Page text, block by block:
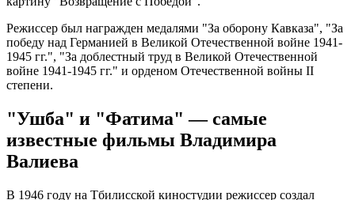
Режиссер был награжден медалями "За оборону Кавказа", "За
победу над Германией в Великой Отечественной войне 1941-
1945 гг.", "За доблестный труд в Великой Отечественной
войне 1941-1945 гг." и орденом Отечественной войны II
степени.
"Ушба" и "Фатима" — самые
известные фильмы Владимира
Валиева
В 1946 году на Тбилисской киностудии режиссер создал